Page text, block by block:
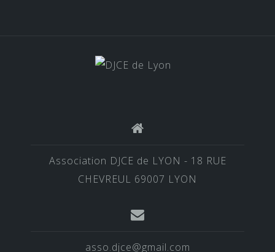
Association DJCE de LYON - 18 RUE
CHEVREUL 69007 LYON
asso.djce@gmail.com